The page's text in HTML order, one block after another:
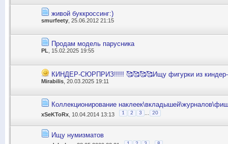
живой буккроссинг:)
smurfeety , 25.06.2012 21:15
Продам модель парусника
PL, 15.02.2025 19:55
КИНДЕР-СЮРПРИЗ!!!!! 🥰🥰🥰🥰Ищу фигурки из
Mirabilis , 20.03.2025 19:11
Коллекционирование
xSeKToRx , 10.04.2014 13:13 1 2 3 20
Ищу нумизматов